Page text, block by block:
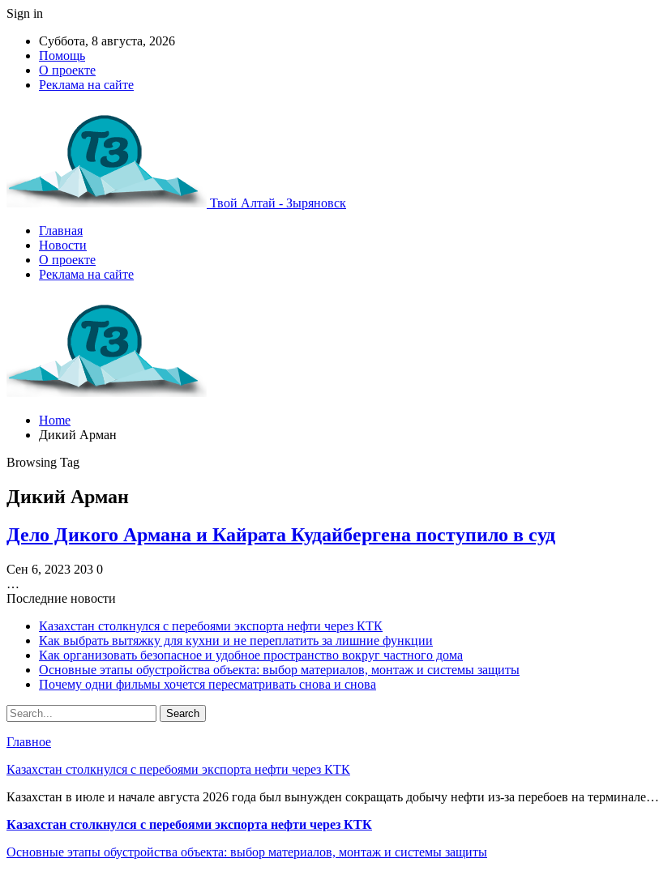
Sign in
Суббота, 8 августа, 2026
Помощь
О проекте
Реклама на сайте
Твой Алтай - Зыряновск
Главная
Новости
О проекте
Реклама на сайте
Home
Дикий Арман
Browsing Tag
Дикий Арман
Дело Дикого Армана и Кайрата Кудайбергена поступило в суд
Сен 6, 2023 203 0
…
Последние новости
Казахстан столкнулся с перебоями экспорта нефти через КТК
Как выбрать вытяжку для кухни и не переплатить за лишние функции
Как организовать безопасное и удобное пространство вокруг частного дома
Основные этапы обустройства объекта: выбор материалов, монтаж и системы защиты
Почему одни фильмы хочется пересматривать снова и снова
Главное
Казахстан столкнулся с перебоями экспорта нефти через КТК
Казахстан в июле и начале августа 2026 года был вынужден сокращать добычу нефти из-за перебоев на терминале…
Казахстан столкнулся с перебоями экспорта нефти через КТК
Основные этапы обустройства объекта: выбор материалов, монтаж и системы защиты